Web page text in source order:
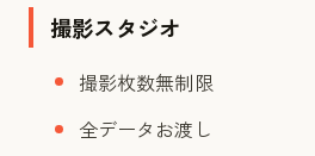
撮影スタジオ
撮影枚数無制限
全データお渡し